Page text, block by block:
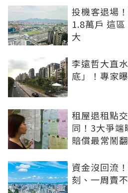
投機客退場
1.8萬戶 這
大
李遠哲大直
底」！專家
租屋退租點
同！3大爭端
賠償最常鬧翻
資金沒回流
刻、一周賣